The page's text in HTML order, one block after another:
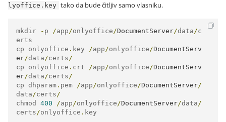
lyoffice.key tako da bude čitljiv samo vlasniku.
mkdir - p /app/onlyoffice/DocumentServer/data/c
erts
cp onlyoffice . key /app/onlyoffice/DocumentServ
er/data/certs/
cp onlyoffice . crt /app/onlyoffice/DocumentServ
er/data/certs/
cp dhparam . pem /app/onlyoffice/DocumentServer/
data/certs/
chmod 400 /app/onlyoffice/DocumentServer/data/
certs/onlyoffice . key